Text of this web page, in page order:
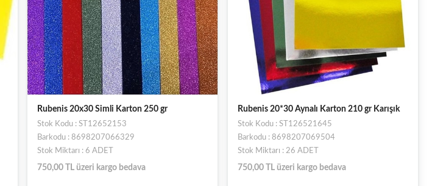
Rubenis 20x30 Simli Karton 250 gr
Stok Kodu : ST12652153
Barkodu : 8698207066329
Stok Miktarı : 6 ADET
750,00 TL üzeri kargo bedava
Rubenis 20*30 Aynalı Karton 210 gr Karışık
Stok Kodu : ST126521645
Barkodu : 8698207069504
Stok Miktarı : 26 ADET
750,00 TL üzeri kargo bedava